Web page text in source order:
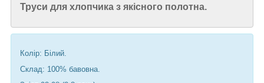
Труси для хлопчика з якісного полотна.
Колір: Білий.
Склад: 100% бавовна.